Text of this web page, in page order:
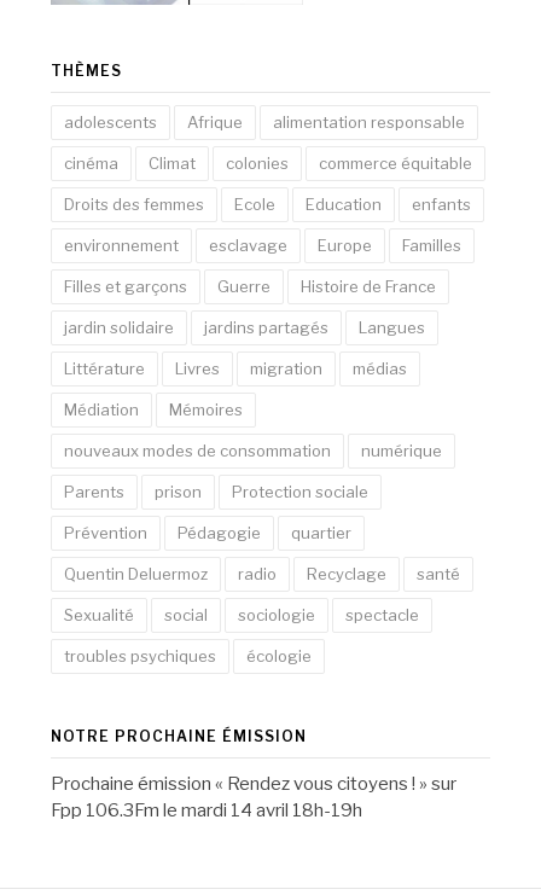
THÈMES
adolescents Afrique alimentation responsable
cinéma Climat colonies commerce équitable
Droits des femmes Ecole Education enfants
environnement esclavage Europe Familles
Filles et garçons Guerre Histoire de France
jardin solidaire jardins partagés Langues
Littérature Livres migration médias
Médiation Mémoires
nouveaux modes de consommation numérique
Parents prison Protection sociale
Prévention Pédagogie quartier
Quentin Deluermoz radio Recyclage santé
Sexualité social sociologie spectacle
troubles psychiques écologie
NOTRE PROCHAINE ÉMISSION
Prochaine émission « Rendez vous citoyens ! » sur
Fpp 106.3Fm le mardi 14 avril 18h-19h